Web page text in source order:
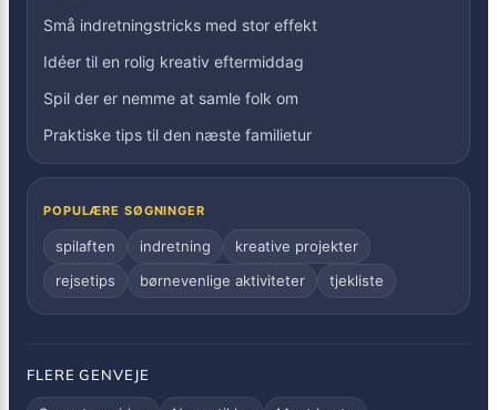
Små indretningstricks med stor effekt
Idéer til en rolig kreativ eftermiddag
Spil der er nemme at samle folk om
Praktiske tips til den næste familietur
POPULÆRE SØGNINGER
spilaften indretning
kreative projekter
rejsetips
børnevenlige aktiviteter tjekliste
FLERE GENVEJE